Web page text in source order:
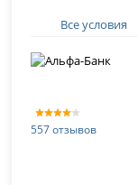
Все условия
557 отзывов